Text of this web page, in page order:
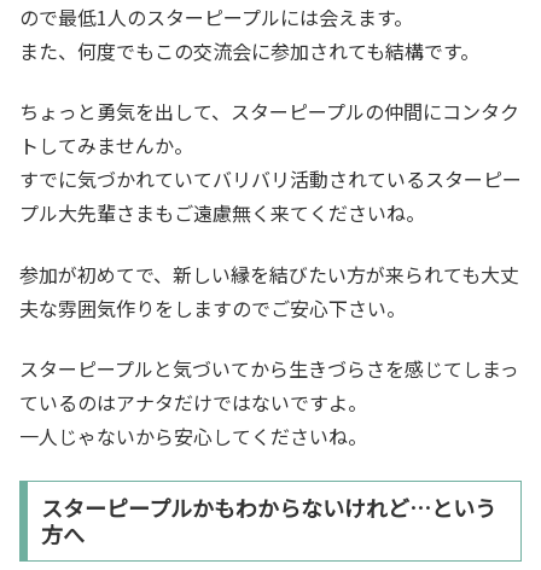
ので最低1人のスターピープルには会えます。
また、何度でもこの交流会に参加されても結構です。
ちょっと勇気を出して、スターピープルの仲間にコンタク
トしてみませんか。
すでに気づかれていてバリバリ活動されているスターピー
プル大先輩さまもご遠慮無く来てくださいね。
参加が初めてで、新しい縁を結びたい方が来られても大丈
夫な雰囲気作りをしますのでご安心下さい。
スターピープルと気づいてから生きづらさを感じてしまっ
ているのはアナタだけではないですよ。
一人じゃないから安心してくださいね。
スターピープルかもわからないけれど…という
方へ